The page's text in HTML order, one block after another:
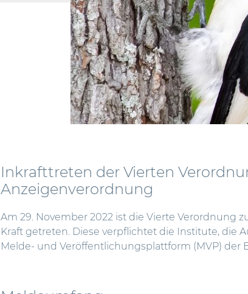
Inkrafttreten der Vierten
Anzeigenverordnung
Am 29. November 2022 ist die Vierte Verordnung
Kraft getreten. Diese verpflichtet die Institute, die
Melde- und Veröffentlichungsplattform (MVP) der